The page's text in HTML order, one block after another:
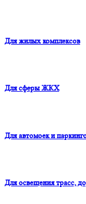
Для жилых комплексов
Для сферы ЖКХ
Для автомоек и
Для освещения трасс,